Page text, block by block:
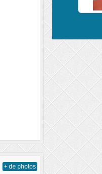
+ de photos